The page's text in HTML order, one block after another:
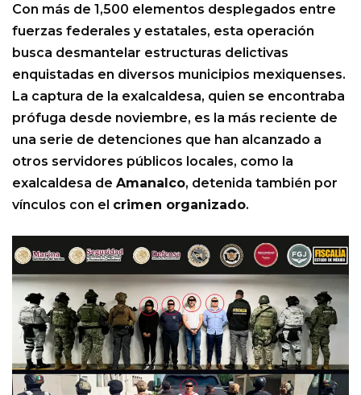
Con más de 1,500 elementos desplegados entre
fuerzas federales y estatales, esta operación
busca desmantelar estructuras delictivas
enquistadas en diversos municipios mexiquenses.
La captura de la exalcaldesa, quien se encontraba
prófuga desde noviembre, es la más reciente de
una serie de detenciones que han alcanzado a
otros servidores públicos locales, como la
exalcaldesa de Amanalco, detenida también por
vínculos con el crimen organizado.